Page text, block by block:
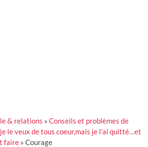
& relations »Conseils et problèmes de
le veux de tous coeur,mais je l’ai quitté…et
faire »Courage